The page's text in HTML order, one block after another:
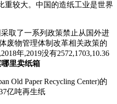
重较大。中国的造纸工业是世界
取了一系列政策禁止从国外进
废物管理体制改革相关政策的
年,2019没有2572,1703,10.36
哪里卖纸箱
Paper Recycling Center)的
亿吨再生纸